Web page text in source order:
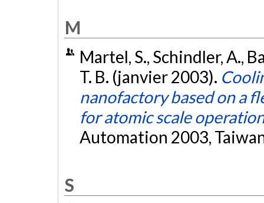
M
Martel, S., Schindler, A.,
T. B. (janvier 2003).
nanofactory based on a
for atomic scale
Automation 2003,
S